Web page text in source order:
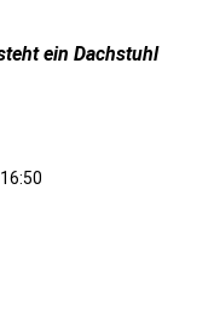
ein Dachstuhl